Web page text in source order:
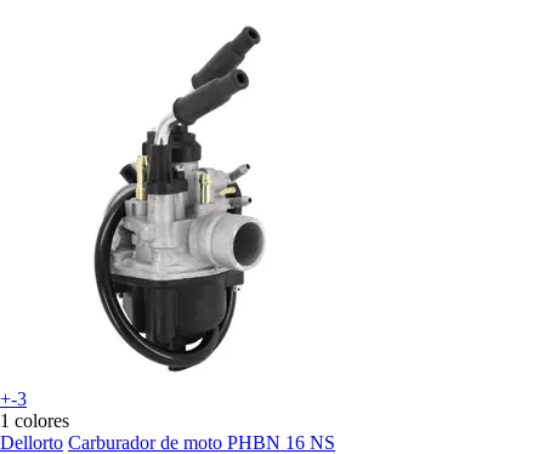
+-3
1 colores
Dellorto Carburador de moto PHBN 16 NS